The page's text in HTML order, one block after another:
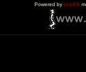
Powered by phpBB